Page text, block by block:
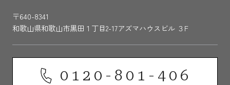
〒640-8341
和歌山県和歌山市黒田１丁目2-17アズマハウスビル ３F
0120-801-406